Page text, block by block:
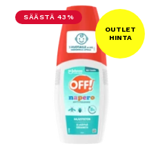
OUTLET
HINTA
SÄÄSTÄ 43%